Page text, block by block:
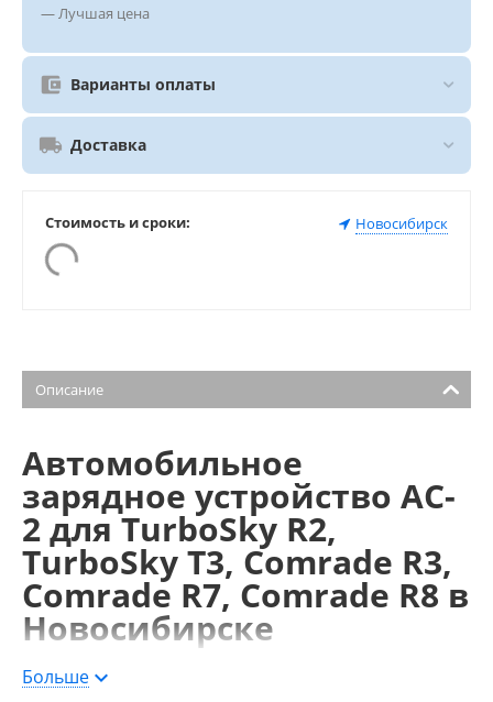
— Лучшая цена
Варианты оплаты
Доставка
Стоимость и сроки: Новосибирск
Описание
Автомобильное
зарядное устройство AC-
2 для TurboSky R2,
TurboSky T3, Comrade R3,
Comrade R7, Comrade R8 в
Новосибирске
Зарядное устройство автомобильное для радиостанций T4, T5,
R4, R5, R6 В радиостанциях T6, T7, T8, T9 кабель питания в паян в
Больше